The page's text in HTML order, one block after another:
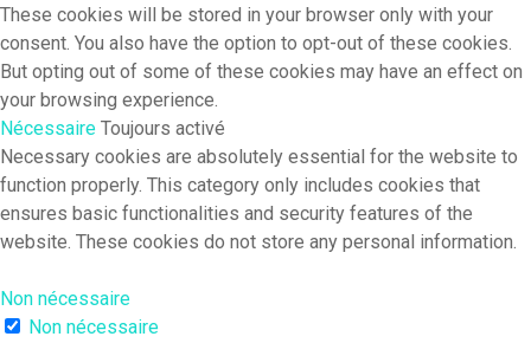
Actualités
Actualités récentes
Témoignages
Contact
These cookies will be stored in your browser only with your
consent. You also have the option to opt-out of these cookies.
But opting out of some of these cookies may have an effect on
your browsing experience.
Nécessaire Toujours activé
Necessary cookies are absolutely essential for the website to
function properly. This category only includes cookies that
ensures basic functionalities and security features of the
website. These cookies do not store any personal information.
Non nécessaire
Non nécessaire